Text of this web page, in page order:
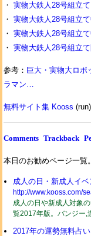
・ 実物大鉄人28号組立
・ 実物大鉄人28号組立
・ 実物大鉄人28号組立
・ 実物大鉄人28号組立
参考： 巨大・実物大ロボ
ラマン…
無料サイト集 Kooss
Comments Trackback
本日のお勧めページ一覧
成人の日・新成人イ
http://www.kooss.com/
成人の日や新成人対象
覧2017年版。バンジー,
2017年の運勢無料占い